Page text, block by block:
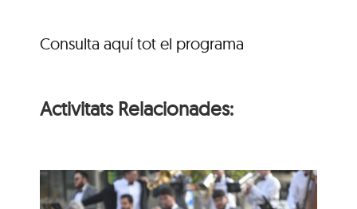
Consulta aquí tot el programa
Activitats Relacionades: